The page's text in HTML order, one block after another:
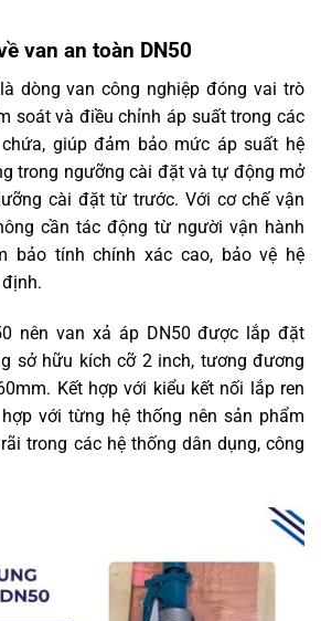
van an toàn DN50
dòng van công nghiệp đóng vai trò
soát và điều chỉnh áp suất trong các
giúp đảm bảo mức áp suất hệ
trong ngưỡng cài đặt và tự động mở
cài đặt từ trước. Với cơ chế vận
cần tác động từ người vận hành
bảo tính chính xác cao, bảo vệ hệ
nên van xả áp DN50 được lắp đặt
sở hữu kích cỡ 2 inch, tương đương
Kết hợp với kiểu kết nối lắp ren
với từng hệ thống nên sản phẩm
trong các hệ thống dân dụng, công